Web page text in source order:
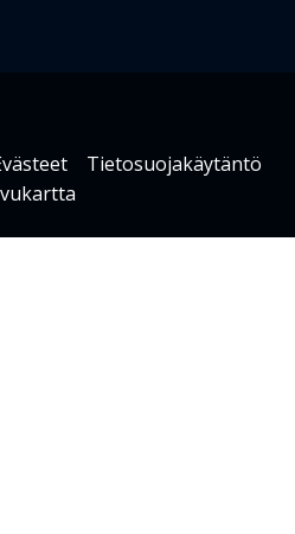
Tietosuojakäytäntö